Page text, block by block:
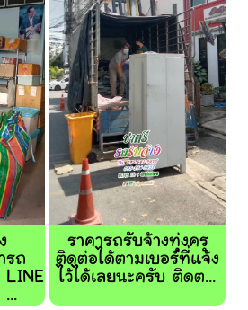
รถ
ราคารถรับจ้างทุ่งครุ
ติดต่อได้ตามเบอร์ที่แจ้ง
ไว้ได้เลยนะครับ ติดต...